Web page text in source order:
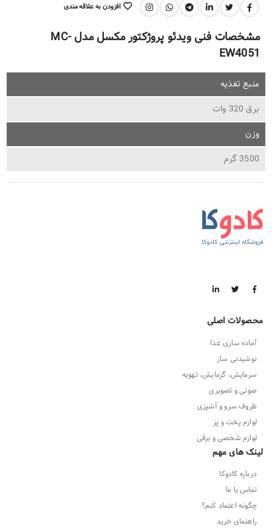
اشتراک گذاری: افزودن به علاقه مندی
مشخصات فنی ویدئو پروژکتور مکسل مدل MC-
EW4051
منبع تغذیه
برق 320 وات
وزن
3500 گرم
محصولات اصلی
آماده سازی غذا
نوشیدنی ساز
سرمایش، گرمایش، تهویه
صوتی و تصویری
ظروف سرو و آشپزی
لوازم پخت و پز
لوازم شخصی و برقی
لینک های مهم
درباره کادوکا
تماس با ما
چگونه اعتماد کنم؟
راهنمای خرید